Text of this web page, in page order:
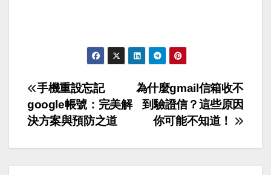
文
章
導
為什麼gmail信箱收不
到驗證信？這些原因
你可能不知道！
手機重設忘記
google帳號：完美解
決方案與預防之道